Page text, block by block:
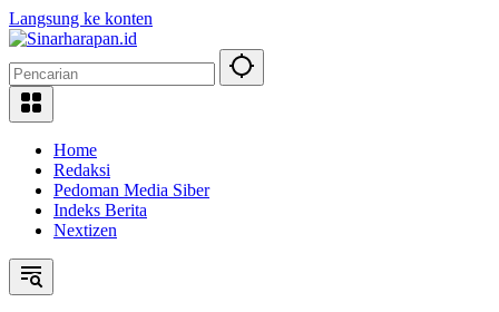
Langsung ke konten
Home
Redaksi
Pedoman Media Siber
Indeks Berita
Nextizen